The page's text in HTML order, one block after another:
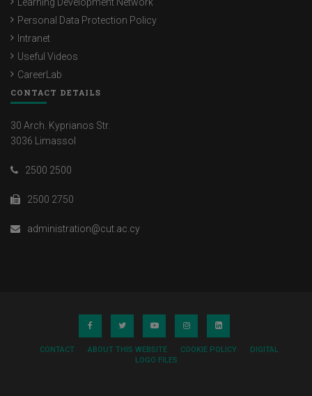
Personal Data Protection Policy
Intranet
Useful Videos
CareerLab
CONTACT DETAILS
30 Arch. Kyprianos Str.
3036 Limassol
2500 2500
2500 2750
administration@cut.ac.cy
CONTACT ABOUT THIS WEBSITE COOKIE POLICY
DIGITAL
LOGO FILES